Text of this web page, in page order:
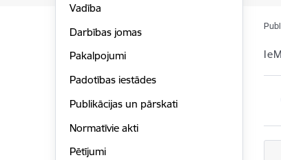
Vadība
Darbības jomas
Pakalpojumi
Padotības iestādes
Publikācijas un pārskati
Normatīvie akti
Pētījumi